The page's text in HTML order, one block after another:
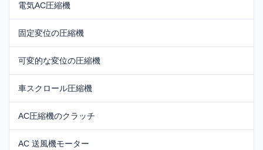
電気AC圧縮機
固定変位の圧縮機
可変的な変位の圧縮機
車スクロール圧縮機
AC圧縮機のクラッチ
AC 送風機モーター